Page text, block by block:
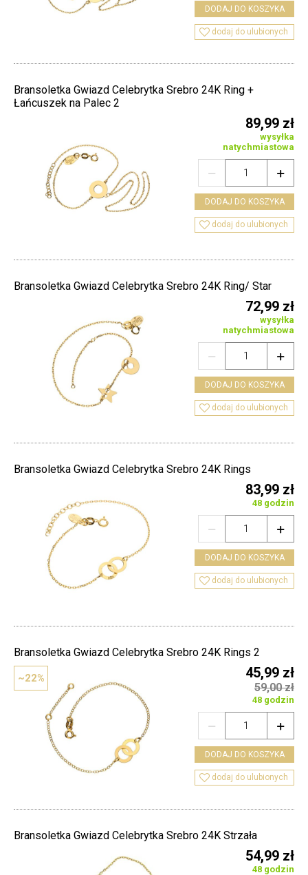
DODAJ DO KOSZYKA
 dodaj do ulubionych
Bransoletka Gwiazd Celebrytka Srebro 24K Ring +
Łańcuszek na Palec 2
89,99 zł
wysyłka
natychmiastowa


DODAJ DO KOSZYKA
 dodaj do ulubionych
Bransoletka Gwiazd Celebrytka Srebro 24K Ring/ Star
72,99 zł
wysyłka
natychmiastowa


DODAJ DO KOSZYKA
 dodaj do ulubionych
Bransoletka Gwiazd Celebrytka Srebro 24K Rings
83,99 zł
48 godzin


DODAJ DO KOSZYKA
 dodaj do ulubionych
~22%
Bransoletka Gwiazd Celebrytka Srebro 24K Rings 2
45,99 zł
59,00 zł
48 godzin


DODAJ DO KOSZYKA
 dodaj do ulubionych
Bransoletka Gwiazd Celebrytka Srebro 24K Strzała
54,99 zł
48 godzin